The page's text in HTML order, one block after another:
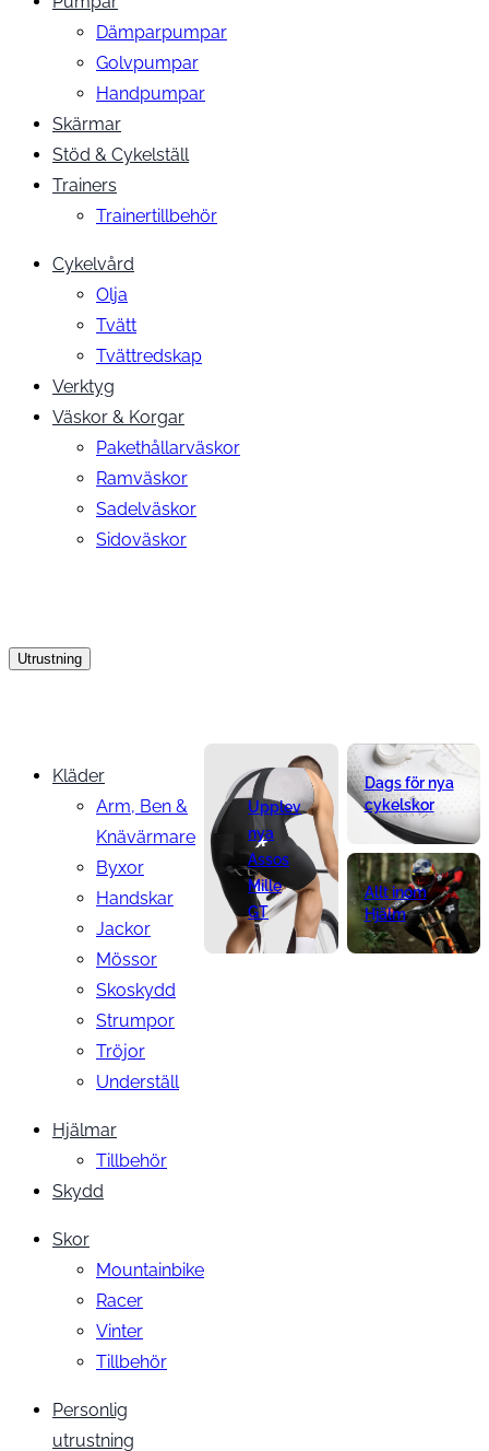
Dämparpumpar
Golvpumpar
Handpumpar
Skärmar
Stöd & Cykelställ
Trainers
Trainertillbehör
Cykelvård
Olja
Tvätt
Tvättredskap
Verktyg
Väskor & Korgar
Pakethållarväskor
Ramväskor
Sadelväskor
Sidoväskor
Utrustning
Kläder
Arm, Ben &
Knävärmare
Byxor
Handskar
Jackor
Mössor
Skoskydd
Strumpor
Tröjor
Underställ
Hjälmar
Tillbehör
Skydd
Skor
Mountainbike
Racer
Vinter
Tillbehör
Personlig
utrustning
Upplev
nya
Assos
Mille
GT
Dags för nya
cykelskor
Allt inom
Hjälm